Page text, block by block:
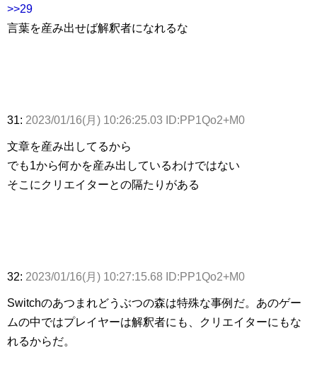
>>29
言葉を産み出せば解釈者になれるな
31: 2023/01/16(月) 10:26:25.03 ID:PP1Qo2+M0
文章を産み出してるから
でも1から何かを産み出しているわけではない
そこにクリエイターとの隔たりがある
32: 2023/01/16(月) 10:27:15.68 ID:PP1Qo2+M0
Switchのあつまれどうぶつの森は特殊な事例だ。あのゲー
ムの中ではプレイヤーは解釈者にも、クリエイターにもな
れるからだ。